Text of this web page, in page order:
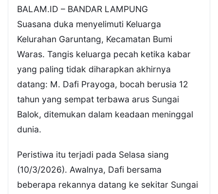
BALAM.ID – BANDAR LAMPUNG
Suasana duka menyelimuti Keluarga
Kelurahan Garuntang, Kecamatan Bumi
Waras. Tangis keluarga pecah ketika kabar
yang paling tidak diharapkan akhirnya
datang: M. Dafi Prayoga, bocah berusia 12
tahun yang sempat terbawa arus Sungai
Balok, ditemukan dalam keadaan meninggal
dunia.
Peristiwa itu terjadi pada Selasa siang
(10/3/2026). Awalnya, Dafi bersama
beberapa rekannya datang ke sekitar Sungai